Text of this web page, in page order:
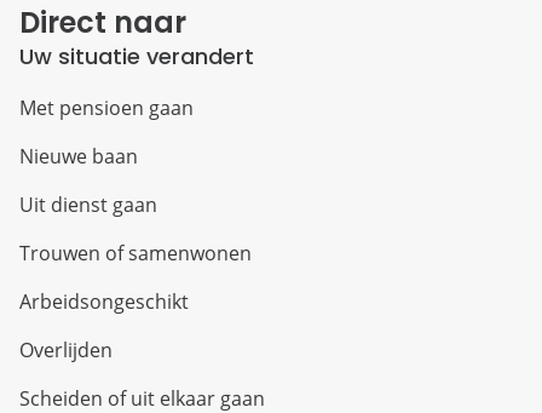
Direct naar
Uw situatie verandert
Met pensioen gaan
Nieuwe baan
Uit dienst gaan
Trouwen of samenwonen
Arbeidsongeschikt
Overlijden
Scheiden of uit elkaar gaan